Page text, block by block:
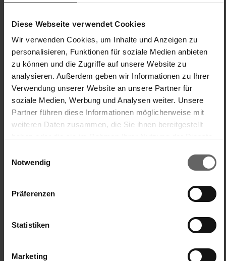
Diese Webseite verwendet Cookies
Wir verwenden Cookies, um Inhalte und Anzeigen zu
personalisieren, Funktionen für soziale Medien anbieten
zu können und die Zugriffe auf unsere Website zu
analysieren. Außerdem geben wir Informationen zu Ihrer
Verwendung unserer Website an unsere Partner für
soziale Medien, Werbung und Analysen weiter. Unsere
Partner führen diese Informationen möglicherweise mit
weiteren Daten zusammen, die Sie ihnen bereitgestellt
Cookies, wenn Sie unsere Webseite weiterhin nutzen.
Notwendig
Präferenzen
Statistiken
Marketing
Verified Customer
Mettigel284
Praktisch!
Küchenpinzette 20 cm
Ein nützliches und präzises Werkzeug, das in keiner Küche
fehlen sollte. Sie liegt gut in der Hand und ermöglicht ein
einfaches Greifen und Wenden von kleinen Lebensmitteln.
Zachęcony